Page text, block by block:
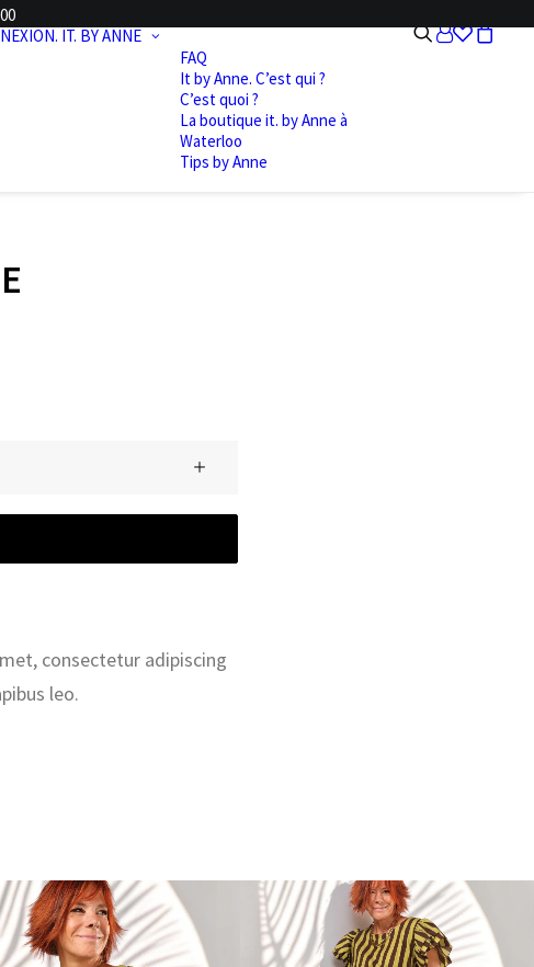
IT. BY ANNE
FAQ
It by Anne. C’est qui ?
C’est quoi ?
La boutique it. by Anne à
Waterloo
Tips by Anne
consectetur adipiscing
leo.